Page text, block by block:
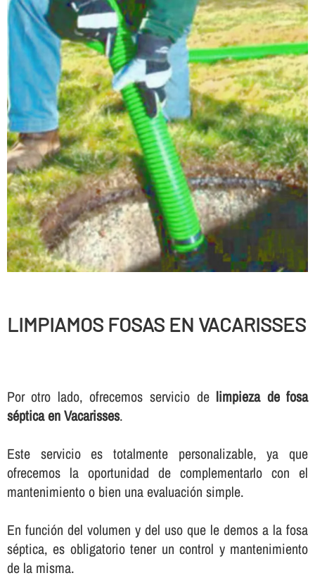
LIMPIAMOS FOSAS EN VACARISSES
Por otro lado, ofrecemos servicio de limpieza de fosa
séptica en Vacarisses.
Este servicio es totalmente personalizable, ya que
ofrecemos la oportunidad de complementarlo con el
mantenimiento o bien una evaluación simple.
En función del volumen y del uso que le demos a la fosa
séptica, es obligatorio tener un control y mantenimiento
de la misma.